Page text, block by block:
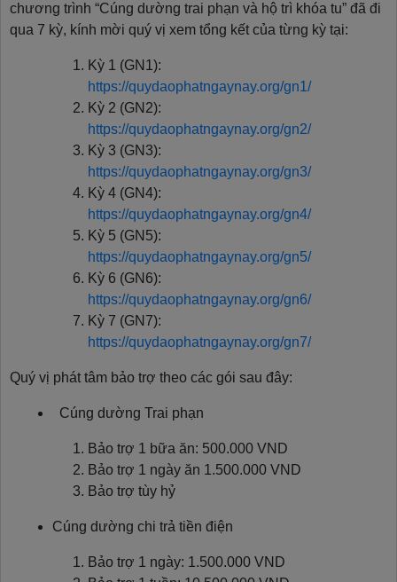
chương trình “Cúng dường trai phạn và hộ trì khóa tu” đã đi
qua 7 kỳ, kính mời quý vị xem tổng kết của từng kỳ tại:
Kỳ 1 (GN1):
https://quydaophatngaynay.org/gn1/
Kỳ 2 (GN2):
https://quydaophatngaynay.org/gn2/
Kỳ 3 (GN3):
https://quydaophatngaynay.org/gn3/
Kỳ 4 (GN4):
https://quydaophatngaynay.org/gn4/
Kỳ 5 (GN5):
https://quydaophatngaynay.org/gn5/
Kỳ 6 (GN6):
https://quydaophatngaynay.org/gn6/
Kỳ 7 (GN7):
https://quydaophatngaynay.org/gn7/
Quý vị phát tâm bảo trợ theo các gói sau đây:
Cúng dường Trai phạn
Bảo trợ 1 bữa ăn: 500.000 VND
Bảo trợ 1 ngày ăn 1.500.000 VND
Bảo trợ tùy hỷ
Cúng dường chi trả tiền điện
Bảo trợ 1 ngày: 1.500.000 VND